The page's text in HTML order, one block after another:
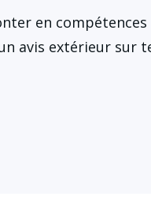
en
avis extérieur sur